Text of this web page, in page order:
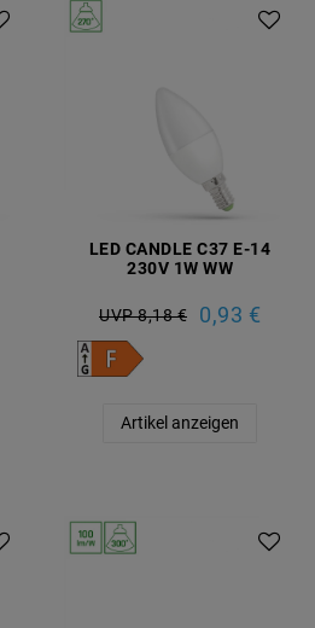
LED CANDLE C37 E-14
230V 1W WW
UVP 8,18 € 0,93 €
Artikel anzeigen